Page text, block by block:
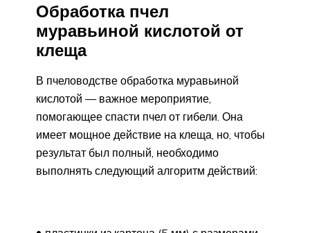
Обработка пчел
муравьиной кислотой от
клеща
В пчеловодстве обработка муравьиной
кислотой — важное мероприятие,
помогающее спасти пчел от гибели. Она
имеет мощное действие на клеща, но, чтобы
результат был полный, необходимо
выполнять следующий алгоритм действий: